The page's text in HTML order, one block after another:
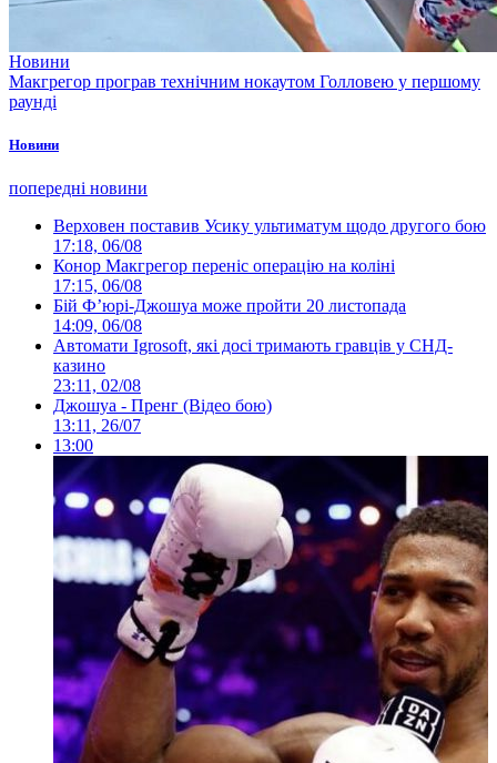
Новини
Макгрегор програв технічним нокаутом Голловею у першому
раунді
Новини
попередні новини
Верховен поставив Усику ультиматум щодо другого бою
17:18, 06/08
Конор Макгрегор переніс операцію на коліні
17:15, 06/08
Бій Ф’юрі-Джошуа може пройти 20 листопада
14:09, 06/08
Автомати Igrosoft, які досі тримають гравців у СНД-
казино
23:11, 02/08
Джошуа - Пренг (Відео бою)
13:11, 26/07
13:00